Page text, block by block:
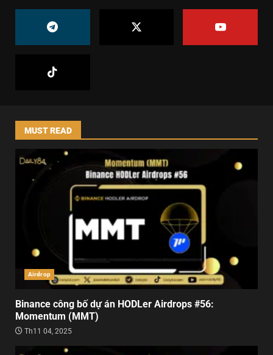
MUST READ
Airdrop
Binance công bố dự án HODLer Airdrops #56:
Momentum (MMT)
Th11 04, 2025